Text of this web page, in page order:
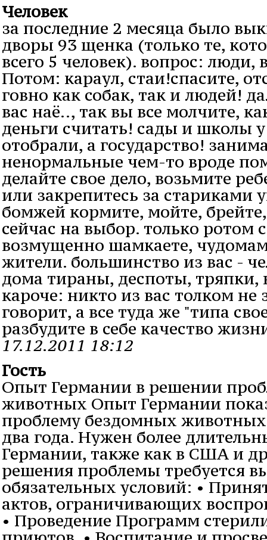
Человек
за последние 2 месяца было
дворы 93 щенка (только те,
всего 5 человек). вопрос: люди,
Потом: караул, стаи!спасите,
говно как собак, так и людей!
вас наё.., так вы все молчите,
деньги считать! сады и школы у
отобрали, а государство!
ненормальные чем-то вроде
делайте свое дело, возьмите
или закрепитесь за стариками
бомжей кормите, мойте, брейте,
сейчас на выбор. только ротом
возмущенно шамкаете,
жители. большинство из вас -
дома тираны, деспоты, тряпки,
кароче: никто из вас толком не
говорит, а все туда же "типа
разбудите в себе качество
17.12.2011 18:12
Гость
Опыт Германии в решении
животных Опыт Германии
проблему бездомных
два года. Нужен более
Германии, также как в США и
решения проблемы требуется
обязательных условий: •
актов, ограничивающих
• Проведение Программ